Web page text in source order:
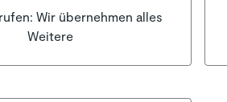
Wir übernehmen alles
Weitere